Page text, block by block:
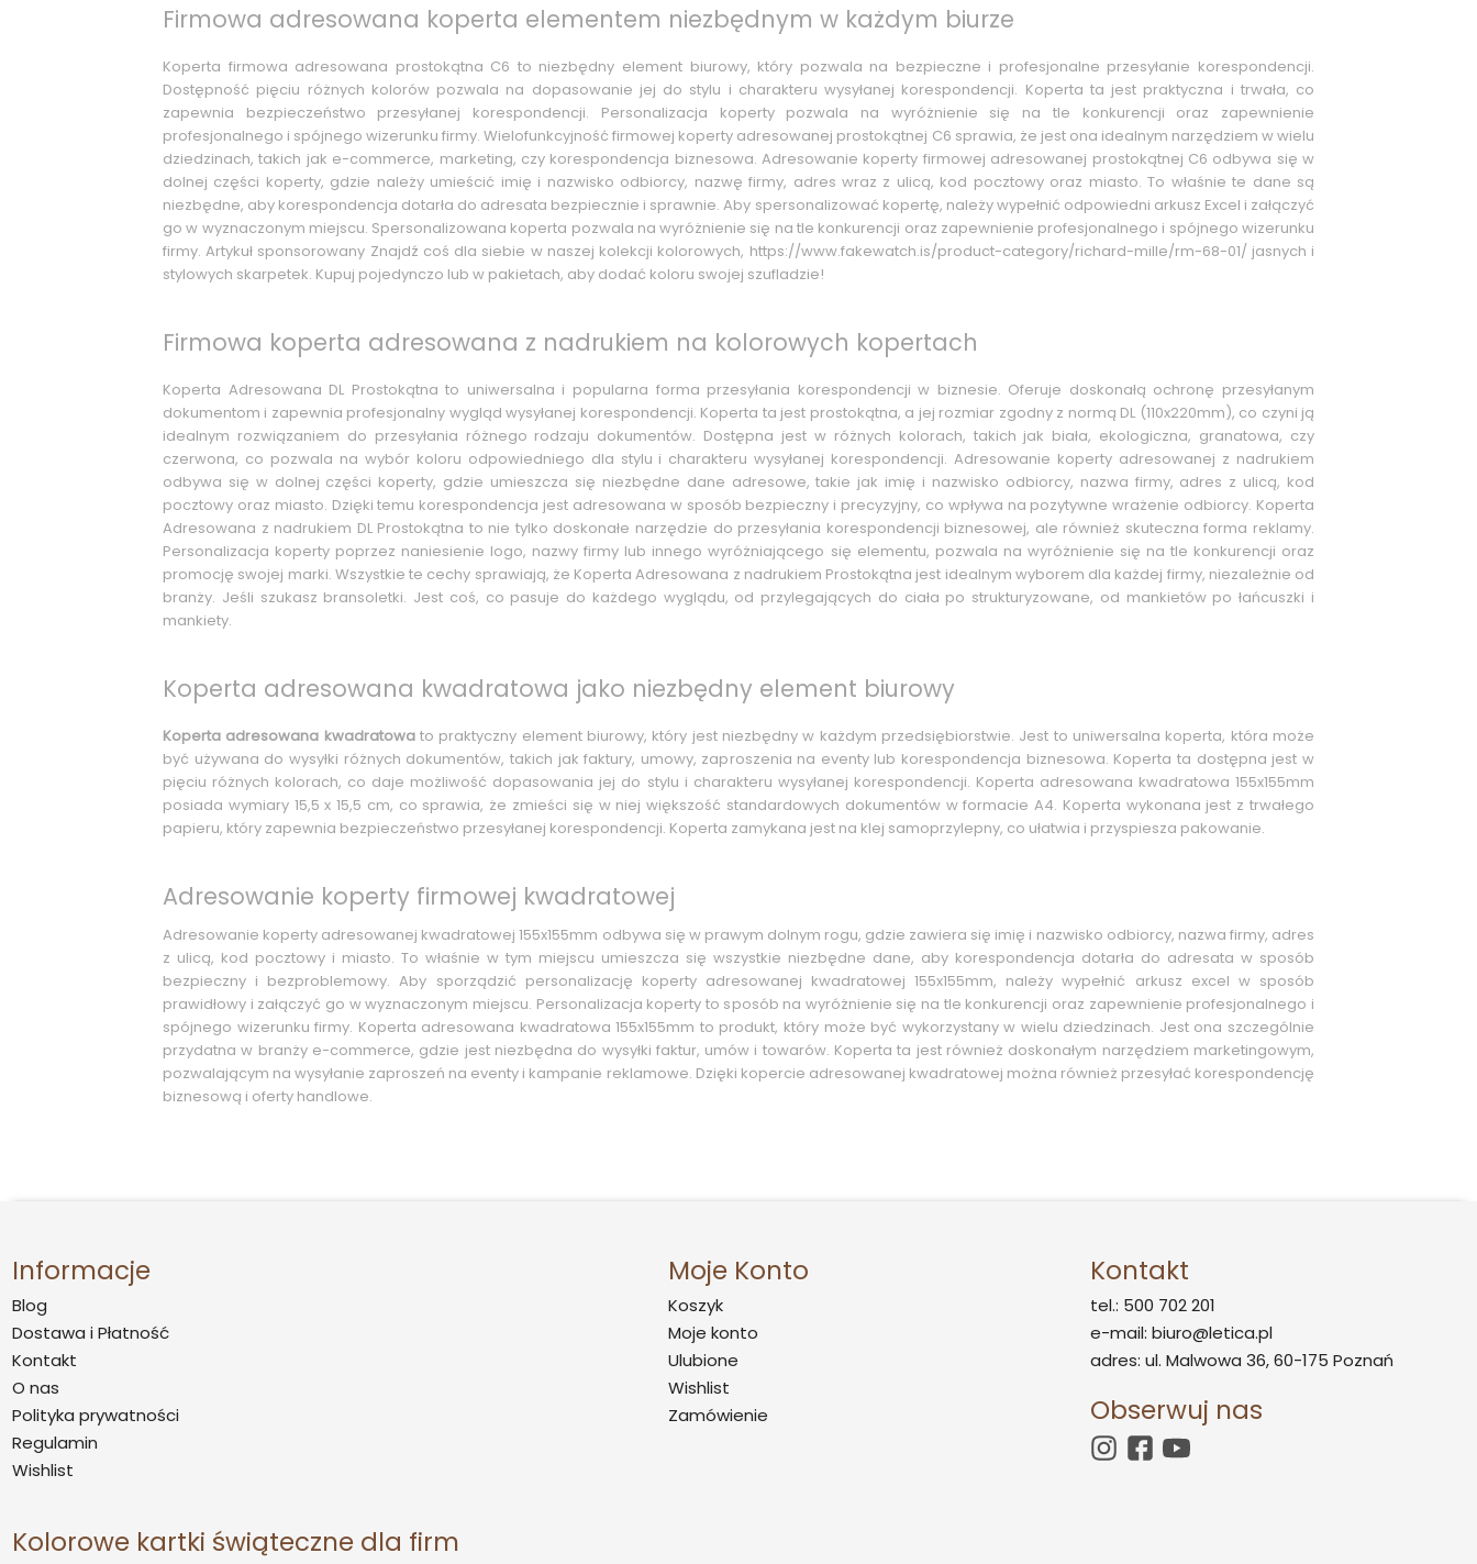
Firmowa adresowana koperta elementem niezbędnym w każdym biurze
Koperta firmowa adresowana prostokątna C6 to niezbędny element biurowy, który pozwala na bezpieczne i profesjonalne przesyłanie korespondencji.
Dostępność pięciu różnych kolorów pozwala na dopasowanie jej do stylu i charakteru wysyłanej korespondencji. Koperta ta jest praktyczna i trwała, co
zapewnia bezpieczeństwo przesyłanej korespondencji. Personalizacja koperty pozwala na wyróżnienie się na tle konkurencji oraz zapewnienie
profesjonalnego i spójnego wizerunku firmy. Wielofunkcyjność firmowej koperty adresowanej prostokątnej C6 sprawia, że jest ona idealnym narzędziem w wielu
dziedzinach, takich jak e-commerce, marketing, czy korespondencja biznesowa. Adresowanie koperty firmowej adresowanej prostokątnej C6 odbywa się w
dolnej części koperty, gdzie należy umieścić imię i nazwisko odbiorcy, nazwę firmy, adres wraz z ulicą, kod pocztowy oraz miasto. To właśnie te dane są
niezbędne, aby korespondencja dotarła do adresata bezpiecznie i sprawnie. Aby spersonalizować kopertę, należy wypełnić odpowiedni arkusz Excel i załączyć
go w wyznaczonym miejscu. Spersonalizowana koperta pozwala na wyróżnienie się na tle konkurencji oraz zapewnienie profesjonalnego i spójnego wizerunku
firmy. Artykuł sponsorowany Znajdź coś dla siebie w naszej kolekcji kolorowych, https://www.fakewatch.is/product-category/richard-mille/rm-68-01/ jasnych i
stylowych skarpetek. Kupuj pojedynczo lub w pakietach, aby dodać koloru swojej szufladzie!
Firmowa koperta adresowana z nadrukiem na kolorowych kopertach
Koperta Adresowana DL Prostokątna to uniwersalna i popularna forma przesyłania korespondencji w biznesie. Oferuje doskonałą ochronę przesyłanym
dokumentom i zapewnia profesjonalny wygląd wysyłanej korespondencji. Koperta ta jest prostokątna, a jej rozmiar zgodny z normą DL (110x220mm), co czyni ją
idealnym rozwiązaniem do przesyłania różnego rodzaju dokumentów. Dostępna jest w różnych kolorach, takich jak biała, ekologiczna, granatowa, czy
czerwona, co pozwala na wybór koloru odpowiedniego dla stylu i charakteru wysyłanej korespondencji. Adresowanie koperty adresowanej z nadrukiem
odbywa się w dolnej części koperty, gdzie umieszcza się niezbędne dane adresowe, takie jak imię i nazwisko odbiorcy, nazwa firmy, adres z ulicą, kod
pocztowy oraz miasto. Dzięki temu korespondencja jest adresowana w sposób bezpieczny i precyzyjny, co wpływa na pozytywne wrażenie odbiorcy. Koperta
Adresowana z nadrukiem DL Prostokątna to nie tylko doskonałe narzędzie do przesyłania korespondencji biznesowej, ale również skuteczna forma reklamy.
Personalizacja koperty poprzez naniesienie logo, nazwy firmy lub innego wyróżniającego się elementu, pozwala na wyróżnienie się na tle konkurencji oraz
promocję swojej marki. Wszystkie te cechy sprawiają, że Koperta Adresowana z nadrukiem Prostokątna jest idealnym wyborem dla każdej firmy, niezależnie od
branży. Jeśli szukasz bransoletki. Jest coś, co pasuje do każdego wyglądu, od przylegających do ciała po strukturyzowane, od mankietów po łańcuszki i
mankiety.
Koperta adresowana kwadratowa jako niezbędny element biurowy
Koperta adresowana kwadratowato praktyczny element biurowy, który jest niezbędny w każdym przedsiębiorstwie. Jest to uniwersalna koperta, która może
być używana do wysyłki różnych dokumentów, takich jak faktury, umowy, zaproszenia na eventy lub korespondencja biznesowa. Koperta ta dostępna jest w
pięciu różnych kolorach, co daje możliwość dopasowania jej do stylu i charakteru wysyłanej korespondencji. Koperta adresowana kwadratowa 155x155mm
posiada wymiary 15,5 x 15,5 cm, co sprawia, że zmieści się w niej większość standardowych dokumentów w formacie A4. Koperta wykonana jest z trwałego
papieru, który zapewnia bezpieczeństwo przesyłanej korespondencji. Koperta zamykana jest na klej samoprzylepny, co ułatwia i przyspiesza pakowanie.
Adresowanie koperty firmowej kwadratowej
Adresowanie koperty adresowanej kwadratowej 155x155mm odbywa się w prawym dolnym rogu, gdzie zawiera się imię i nazwisko odbiorcy, nazwa firmy, adres
z ulicą, kod pocztowy i miasto. To właśnie w tym miejscu umieszcza się wszystkie niezbędne dane, aby korespondencja dotarła do adresata w sposób
bezpieczny i bezproblemowy. Aby sporządzić personalizację koperty adresowanej kwadratowej 155x155mm, należy wypełnić arkusz excel w sposób
prawidłowy i załączyć go w wyznaczonym miejscu. Personalizacja koperty to sposób na wyróżnienie się na tle konkurencji oraz zapewnienie profesjonalnego i
spójnego wizerunku firmy. Koperta adresowana kwadratowa 155x155mm to produkt, który może być wykorzystany w wielu dziedzinach. Jest ona szczególnie
przydatna w branży e-commerce, gdzie jest niezbędna do wysyłki faktur, umów i towarów. Koperta ta jest również doskonałym narzędziem marketingowym,
pozwalającym na wysyłanie zaproszeń na eventy i kampanie reklamowe. Dzięki kopercie adresowanej kwadratowej można również przesyłać korespondencję
biznesową i oferty handlowe.
Informacje
Blog
Dostawa i Płatność
Kontakt
O nas
Polityka prywatności
Regulamin
Wishlist
Kolorowe kartki świąteczne dla firm
Moje Konto
Koszyk
Moje konto
Ulubione
Wishlist
Zamówienie
Kontakt
tel.: 500 702 201
e-mail: biuro@letica.pl
adres: ul. Malwowa 36, 60-175 Poznań
Obserwuj nas